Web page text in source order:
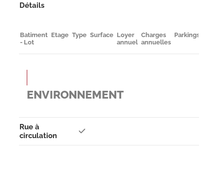
Détails
Batiment
- Lot
Etage Type Surface Loyer
annuel
Charges
annuelles
Parkings
ENVIRONNEMENT
Rue à
circulation